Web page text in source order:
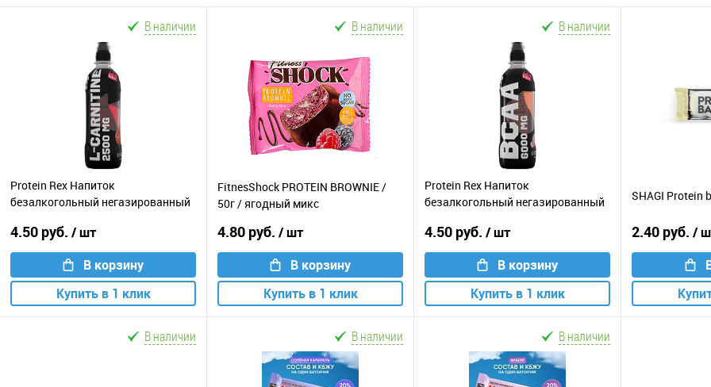
В наличии
Protein Rex Напиток
безалкогольный негазированный
4.50 руб. / шт
В корзину
Купить в 1 клик
В наличии
FitnesShock PROTEIN BROWNIE /
50г / ягодный микс
4.80 руб. / шт
В корзину
Купить в 1 клик
В наличии
Protein Rex Напиток
безалкогольный негазированный
4.50 руб. / шт
В корзину
Купить в 1 клик
SHAGI Protein
2.40 руб. /
В наличии В наличии В наличии